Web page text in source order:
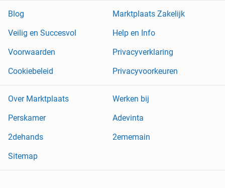
Blog
Marktplaats Zakelijk
Veilig en Succesvol
Help en Info
Voorwaarden
Privacyverklaring
Cookiebeleid
Privacyvoorkeuren
Over Marktplaats
Werken bij
Perskamer
Adevinta
2dehands
2ememain
Sitemap